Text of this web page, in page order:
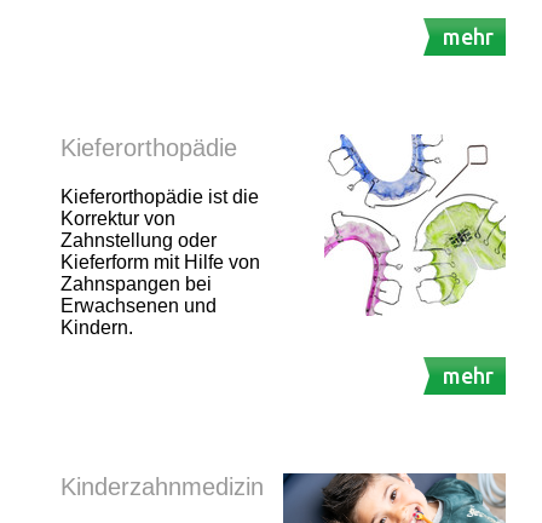
mehr
Kieferorthopädie
Kieferorthopädie ist die
Korrektur von
Zahnstellung oder
Kieferform mit Hilfe von
Zahnspangen bei
Erwachsenen und
Kindern.
mehr
Kinderzahnmedizin